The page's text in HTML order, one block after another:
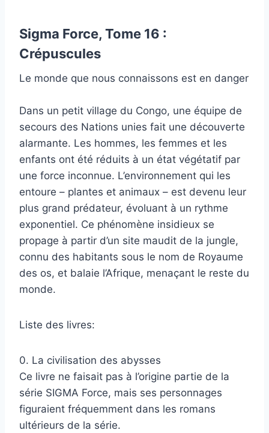
Sigma Force, Tome 16 :
Crépuscules
Le monde que nous connaissons est en danger
Dans un petit village du Congo, une équipe de
secours des Nations unies fait une découverte
alarmante. Les hommes, les femmes et les
enfants ont été réduits à un état végétatif par
une force inconnue. L’environnement qui les
entoure – plantes et animaux – est devenu leur
plus grand prédateur, évoluant à un rythme
exponentiel. Ce phénomène insidieux se
propage à partir d’un site maudit de la jungle,
connu des habitants sous le nom de Royaume
des os, et balaie l’Afrique, menaçant le reste du
monde.
Liste des livres:
0. La civilisation des abysses
Ce livre ne faisait pas à l’origine partie de la
série SIGMA Force, mais ses personnages
figuraient fréquemment dans les romans
ultérieurs de la série.